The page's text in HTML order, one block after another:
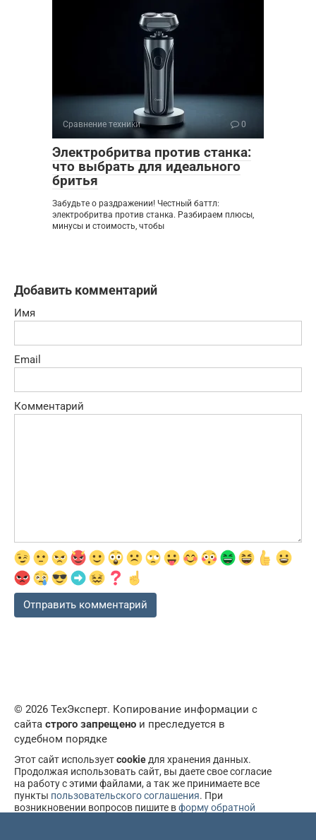
Сравнение техники 0
Электробритва против станка:
что выбрать для идеального
бритья
Забудьте о раздражении! Честный баттл:
электробритва против станка. Разбираем плюсы,
минусы и стоимость, чтобы
Добавить комментарий
Имя
Email
Комментарий
© 2026 ТехЭксперт. Копирование информации с
сайта строго запрещено и преследуется в
судебном порядке
Этот сайт используетcookieдля хранения данных.
Продолжая использовать сайт, вы даете свое согласие
на работу с этими файлами, а так же принимаете все
пункты пользовательского соглашения. При
возникновении вопросов пишите вформу обратной